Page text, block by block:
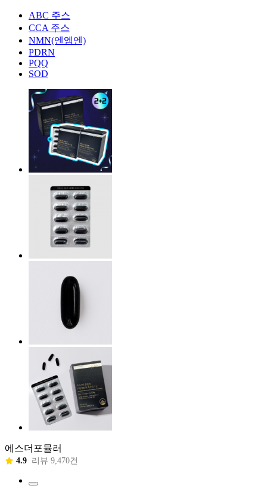
ABC 주스
CCA 주스
NMN(엔엠엔)
PDRN
PQQ
SOD
에스더포뮬러
4.9 리뷰 9,470건